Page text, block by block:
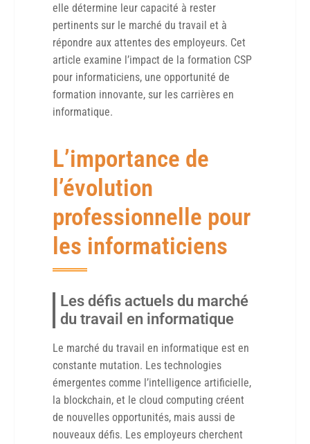
elle détermine leur capacité à rester
pertinents sur le marché du travail et à
répondre aux attentes des employeurs. Cet
article examine l’impact de la formation CSP
pour informaticiens, une opportunité de
formation innovante, sur les carrières en
informatique.
L’importance de
l’évolution
professionnelle pour
les informaticiens
Les défis actuels du marché
du travail en informatique
Le marché du travail en informatique est en
constante mutation. Les technologies
émergentes comme l’intelligence artificielle,
la blockchain, et le cloud computing créent
de nouvelles opportunités, mais aussi de
nouveaux défis. Les employeurs cherchent